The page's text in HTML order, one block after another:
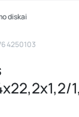
diskai
4250103